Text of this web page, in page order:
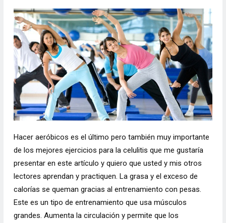
Hacer aeróbicos es el último pero también muy importante
de los mejores ejercicios para la celulitis que me gustaría
presentar en este artículo y quiero que usted y mis otros
lectores aprendan y practiquen. La grasa y el exceso de
calorías se queman gracias al entrenamiento con pesas.
Este es un tipo de entrenamiento que usa músculos
grandes. Aumenta la circulación y permite que los